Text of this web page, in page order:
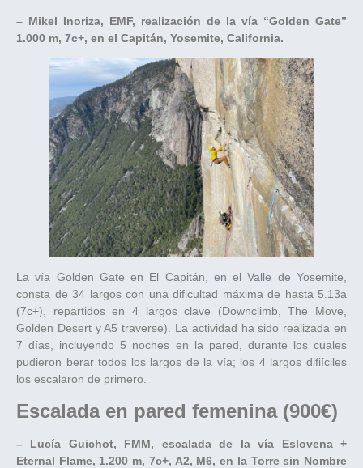
– Mikel Inoriza, EMF, realización de la vía “Golden Gate”
1.000 m, 7c+, en el Capitán, Yosemite, California.
La vía Golden Gate en El Capitán, en el Valle de Yosemite,
consta de 34 largos con una dificultad máxima de hasta 5.13a
(7c+), repartidos en 4 largos clave (Downclimb, The Move,
Golden Desert y A5 traverse). La actividad ha sido realizada en
7 días, incluyendo 5 noches en la pared, durante los cuales
pudieron berar todos los largos de la vía; los 4 largos difiíciles
los escalaron de primero.
Escalada en pared femenina (900€)
– Lucía Guichot, FMM, escalada de la vía Eslovena +
Eternal Flame, 1.200 m, 7c+, A2, M6, en la Torre sin Nombre